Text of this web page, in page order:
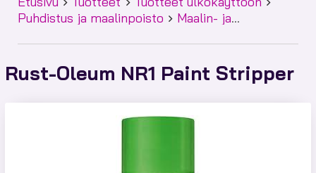
Puhdistus ja maalinpoisto
Maalin- ja
Rust-Oleum NR1 Paint Stripper